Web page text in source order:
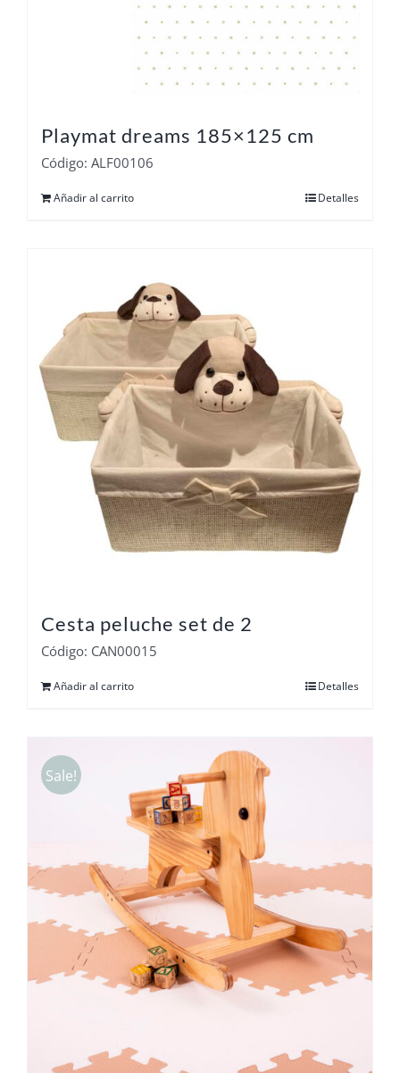
Playmat dreams 185×125 cm
Código: ALF00106
Añadir al carrito Detalles
Cesta peluche set de 2
Código: CAN00015
Añadir al carrito Detalles
Sale!